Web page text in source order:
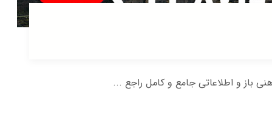
باز و اطلاعاتی جامع و کامل راجع ...